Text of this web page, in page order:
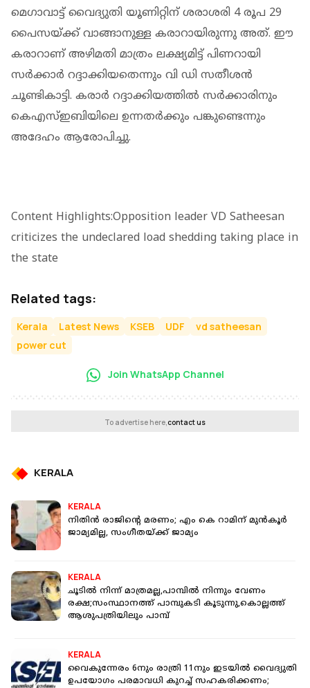
മെഗാവാട്ട് വൈദ്യുതി യൂണിറ്റിന് ശരാശരി 4 രൂപ 29
പൈസയ്ക്ക് വാങ്ങാനുള്ള കരാറായിരുന്നു അത്. ഈ
കരാറാണ് അഴിമതി മാത്രം ലക്ഷ്യമിട്ട് പിണറായി
സര്‍ക്കാര്‍ റദ്ദാക്കിയതെന്നും വി ഡി സതീശൻ
ചൂണ്ടികാട്ടി. കരാര്‍ റദ്ദാക്കിയത്തിൽ സർക്കാരിനും
കെഎസ്ഇബിയിലെ ഉന്നതർക്കും പങ്കുണ്ടെന്നും
അദേഹം ആരോപിച്ചു.
Content Highlights:Opposition leader VD Satheesan
criticizes the undeclared load shedding taking place in
the state
Related tags:
Kerala Latest News KSEB UDF
vd satheesan
power cut
Join WhatsApp Channel
To advertise here,contact us
KERALA
KERALA
നിതിന്‍ രാജിന്റെ മരണം; എം കെ റാമിന് മുന്‍കൂര്‍
ജാമ്യമില്ല, സംഗീതയ്ക്ക് ജാമ്യം
KERALA
ചൂടിൽ നിന്ന് മാത്രമല്ല,പാമ്പിൽ നിന്നും വേണം
രക്ഷ;സംസ്ഥാനത്ത് പാമ്പുകടി കൂടുന്നു,കൊല്ലത്ത്
ആശുപത്രിയിലും പാമ്പ്
KERALA
വൈകുന്നേരം 6നും രാത്രി 11നും ഇടയിൽ വൈദ്യുതി
ഉപയോഗം പരമാവധി കുറച്ച് സഹകരിക്കണം;